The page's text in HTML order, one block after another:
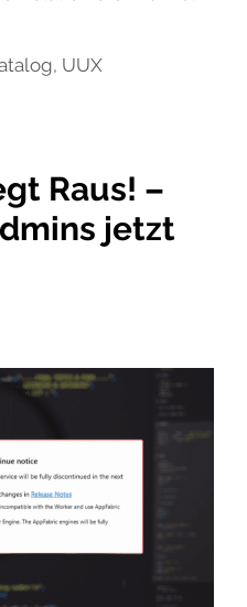
, UUX
Raus! –
jetzt